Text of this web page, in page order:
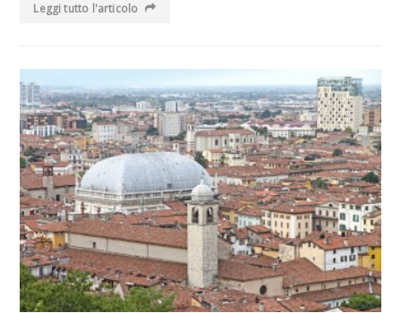
Leggi tutto l'articolo
Leggi tutto l'articolo